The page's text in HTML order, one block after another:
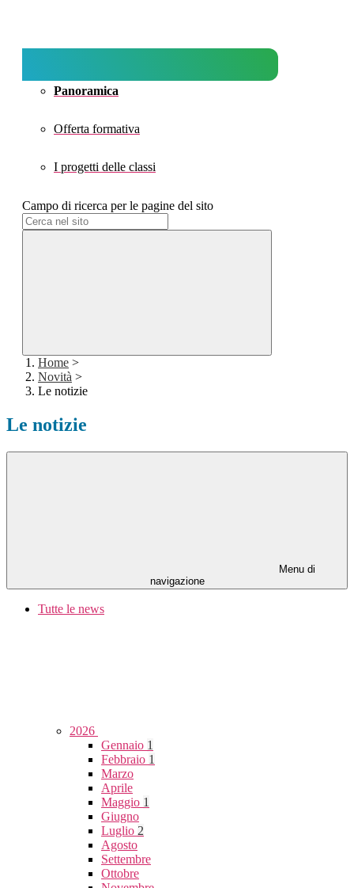
Panoramica
Offerta formativa
I progetti delle classi
Campo di ricerca per le pagine del sito
Home >
Novità >
Le notizie
Le notizie
Menu di
navigazione
Tutte le news
2026
Gennaio 1
Febbraio 1
Marzo
Aprile
Maggio 1
Giugno
Luglio 2
Agosto
Settembre
Ottobre